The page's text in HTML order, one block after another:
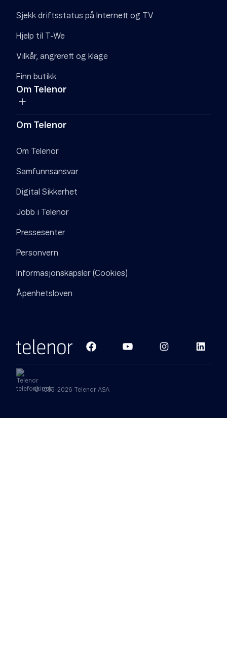
Sjekk driftsstatus på Internett og TV
Hjelp til T-We
Vilkår, angrerett og klage
Finn butikk
Om Telenor
Om Telenor
Om Telenor
Samfunnsansvar
Digital Sikkerhet
Jobb i Telenor
Pressesenter
Personvern
Informasjonskapsler (Cookies)
Åpenhetsloven
© 1855-2026 Telenor ASA